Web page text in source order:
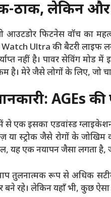
ठाक, लेकिन और
आउटडोर फिटनेस वॉच का
Ultra की बैटरी लाइफ
नहीं है। पावर सेविंग
है। मेरे जैसे लोगों के लिए, जो
AGEs
एक इसका एडवांस्ड ग्लाइकेशन
या स्ट्रोक जैसे रोगों के
यह एक नयापन जैसा लगता है,
तुलनात्मक रूप से अधिक
बने रहे। लेकिन यहाँ भी, कुछ